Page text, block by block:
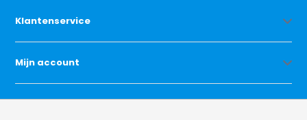
Klantenservice
Mijn account
Categorieën